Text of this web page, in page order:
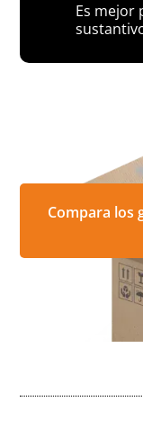
Es mejor
Compara los